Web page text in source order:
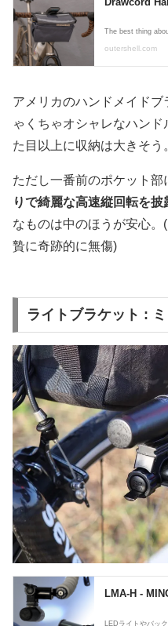
アメリカのハンドメイド
ゃくちゃオシャレなハン
た目以上に収納は大きそう
ただし一番前のポケット
りで綺麗な高速縦回転を披
なものは中のほうが安心
贄に奇跡的に無傷)
ライトブラケット :